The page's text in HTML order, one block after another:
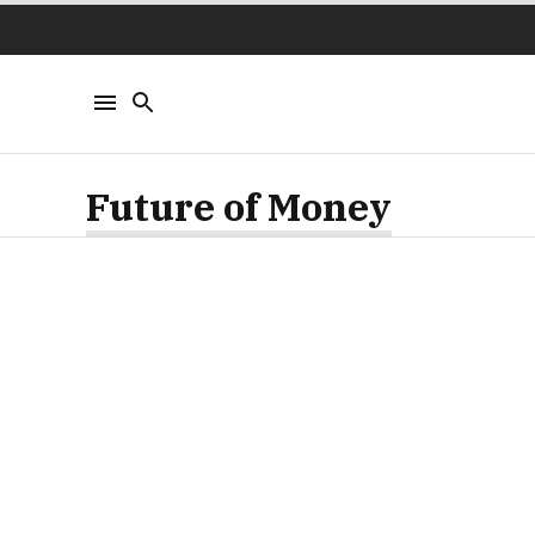
Future of Money